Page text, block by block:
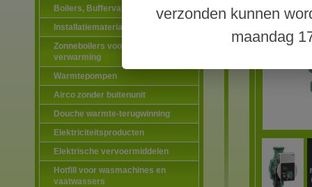
Boilers, Buffervaten en toebehoren
Installatiematerialen
Zonneboilers voor warmtapwater en
verwarming
Warmtepompen
Airco zonder buitenunit
Douche warmte-terugwinning
Elektriciteitsproducten
Elektrische vervoermiddelen
Hotfill voor wasmachines en
vaatwassers
verzonden kunnen
maandag